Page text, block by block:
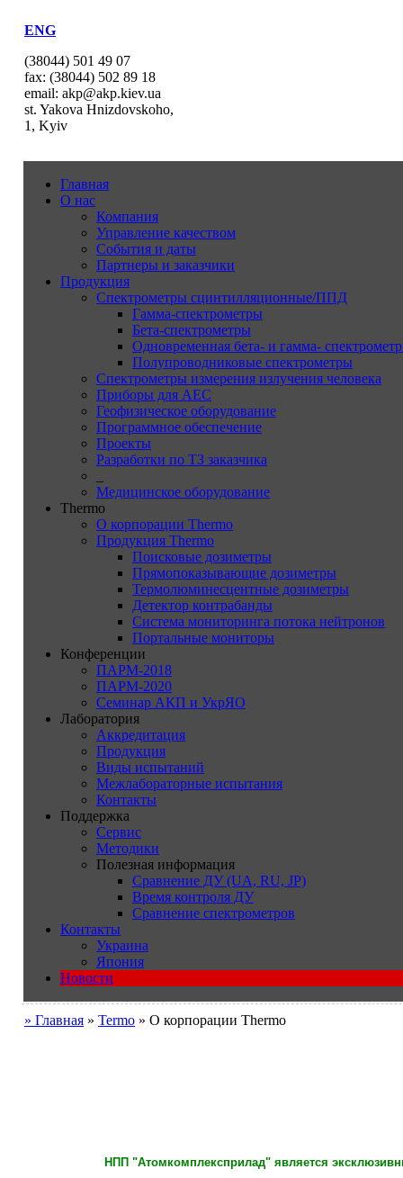
ENG
(38044) 501 49 07
fax: (38044) 502 89 18
email: akp@akp.kiev.ua
st. Yakova Hnizdovskoho,
1, Kyiv
Главная
О нас
Компания
Управление качеством
События и даты
Партнеры и заказчики
Продукция
Спектрометры сцинтилляционные/ППД
Гамма-спектрометры
Бета-спектрометры
Одновременная бета- и гамма-
Полупроводниковые спектрометры
Спектрометры измерения излучения человека
Приборы для АЕС
Геофизическое оборудование
Программное обеспечение
Проекты
Разработки по ТЗ заказчика
Медицинское оборудование
Thermo
О корпорации Thermo
Продукция Thermo
Поисковые дозиметры
Прямопоказывающие дозиметры
Термолюминесцентные дозиметры
Детектор контрабанды
Система мониторинга потока нейтронов
Портальные мониторы
Конференции
ПАРМ-2018
ПАРМ-2020
Семинар АКП и УкрЯО
Лаборатория
Аккредитация
Продукция
Виды испытаний
Межлабораторные испытания
Контакты
Поддержка
Сервис
Методики
Полезная информация
Сравнение ДУ (UA, RU, JP)
Время контроля ДУ
Сравнение спектрометров
Контакты
Украина
Япония
Новости
» Главная » Termo » О корпорации Thermo
НПП "Атомкомплексприлад" является